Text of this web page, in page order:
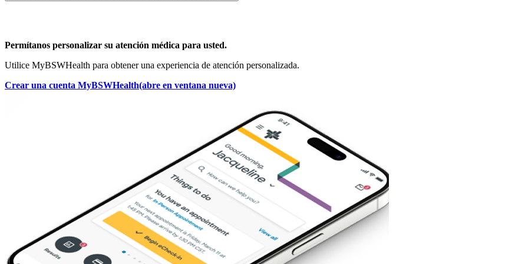
Permítanos personalizar su atención médica para usted.
Utilice MyBSWHealth para obtener una experiencia de atención personalizada.
Crear una cuenta MyBSWHealth(abre en ventana nueva)